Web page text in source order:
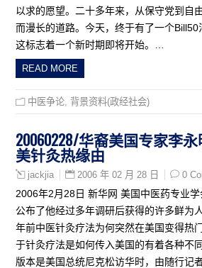
以求的愿望。二十多年来，从保守党到自
而漫长的道路。今天，终于有了一个Bill50
这标志着一个新时期即将开始。…
READ MORE
中医争论 背景资料(政经社会)
20060228/华裔美国专家李
美针灸热缘由
jackjia 2006 年 02 月 28 日 0
2006年2月28日 新华网 美国中医药专业
公布了他经过多年调研后获得的许多鲜为
年前中医针灸疗法为何突然在美国变得热
于针灸疗法是如何传入美国的有着各种不
版本是美国总统尼克松访华时，由随行记